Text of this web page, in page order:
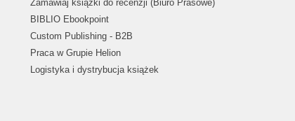
Zamawiaj książki do recenzji (Biuro Prasowe)
BIBLIO Ebookpoint
Custom Publishing - B2B
Praca w Grupie Helion
Logistyka i dystrybucja książek